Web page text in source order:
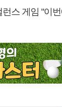
스 게임 "이